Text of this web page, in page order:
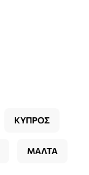
ΚΥΠΡΟΣ
ΜΑΛΤΑ